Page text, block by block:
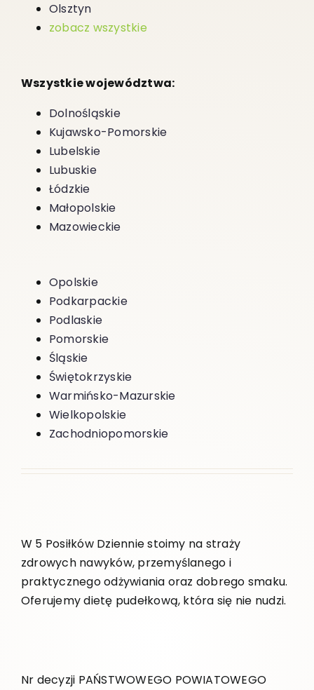
Olsztyn
zobacz wszystkie
Wszystkie województwa:
Dolnośląskie
Kujawsko-Pomorskie
Lubelskie
Lubuskie
Łódzkie
Małopolskie
Mazowieckie
Opolskie
Podkarpackie
Podlaskie
Pomorskie
Śląskie
Świętokrzyskie
Warmińsko-Mazurskie
Wielkopolskie
Zachodniopomorskie
W 5 Posiłków Dziennie stoimy na straży
zdrowych nawyków, przemyślanego i
praktycznego odżywiania oraz dobrego smaku.
Oferujemy dietę pudełkową, która się nie nudzi.
Nr decyzji PAŃSTWOWEGO POWIATOWEGO